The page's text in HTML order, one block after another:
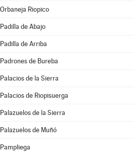
Orbaneja Riopico
Padilla de Abajo
Padilla de Arriba
Padrones de Bureba
Palacios de la Sierra
Palacios de Riopisuerga
Palazuelos de la Sierra
Palazuelos de Muñó
Pampliega